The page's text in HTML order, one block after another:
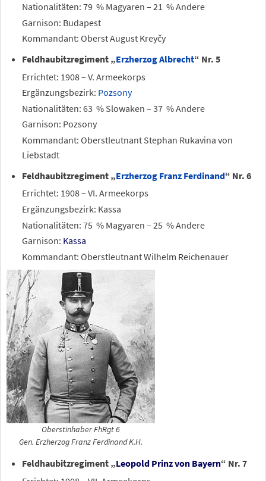
Nationalitäten: 79 % Magyaren – 21 % Andere
Garnison: Budapest
Kommandant: Oberst August Kreyčy
Feldhaubitzregiment „Erzherzog Albrecht“ Nr. 5
Errichtet: 1908 – V. Armeekorps
Ergänzungsbezirk: Pozsony
Nationalitäten: 63 % Slowaken – 37 % Andere
Garnison: Pozsony
Kommandant: Oberstleutnant Stephan Rukavina von
Liebstadt
Feldhaubitzregiment „Erzherzog Franz Ferdinand“ Nr. 6
Errichtet: 1908 – VI. Armeekorps
Ergänzungsbezirk: Kassa
Nationalitäten: 75 % Magyaren – 25 % Andere
Garnison: Kassa
Kommandant: Oberstleutnant Wilhelm Reichenauer
Oberstinhaber FhRgt 6
Gen. Erzherzog Franz Ferdinand K.H.
Feldhaubitzregiment „Leopold Prinz von Bayern“ Nr. 7